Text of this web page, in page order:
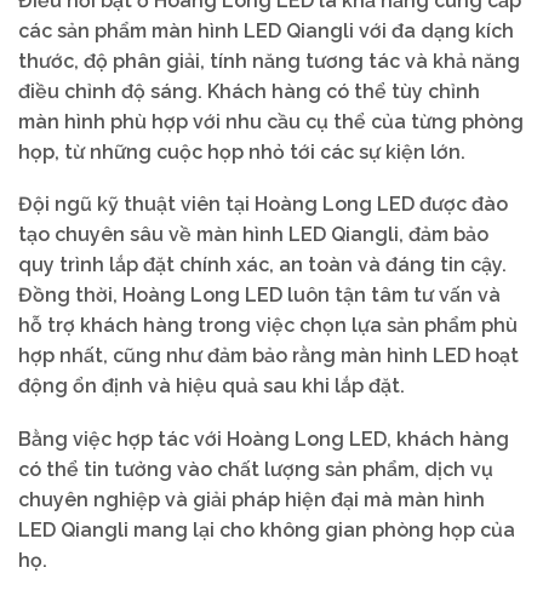
các sản phẩm màn hình LED Qiangli với đa dạng kích
thước, độ phân giải, tính năng tương tác và khả năng
điều chỉnh độ sáng. Khách hàng có thể tùy chỉnh
màn hình phù hợp với nhu cầu cụ thể của từng phòng
họp, từ những cuộc họp nhỏ tới các sự kiện lớn.
Đội ngũ kỹ thuật viên tại Hoàng Long LED được đào
tạo chuyên sâu về màn hình LED Qiangli, đảm bảo
quy trình lắp đặt chính xác, an toàn và đáng tin cậy.
Đồng thời, Hoàng Long LED luôn tận tâm tư vấn và
hỗ trợ khách hàng trong việc chọn lựa sản phẩm phù
hợp nhất, cũng như đảm bảo rằng màn hình LED hoạt
động ổn định và hiệu quả sau khi lắp đặt.
Bằng việc hợp tác với Hoàng Long LED, khách hàng
có thể tin tưởng vào chất lượng sản phẩm, dịch vụ
chuyên nghiệp và giải pháp hiện đại mà màn hình
LED Qiangli mang lại cho không gian phòng họp của
họ.